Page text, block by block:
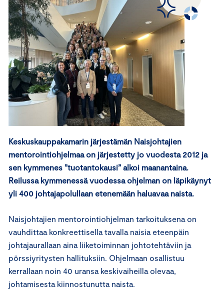
Keskuskauppakamarin järjestämän Naisjohtajien
mentorointiohjelmaa on järjestetty jo vuodesta 2012 ja
sen kymmenes ”tuotantokausi” alkoi maanantaina.
Reilussa kymmenessä vuodessa ohjelman on läpikäynyt
yli 400 johtajapolullaan etenemään haluavaa naista.
Naisjohtajien mentorointiohjelman tarkoituksena on
vauhdittaa konkreettisella tavalla naisia eteenpäin
johtajaurallaan aina liiketoiminnan johtotehtäviin ja
pörssiyritysten hallituksiin. Ohjelmaan osallistuu
kerrallaan noin 40 uransa keskivaiheilla olevaa,
johtamisesta kiinnostunutta naista.